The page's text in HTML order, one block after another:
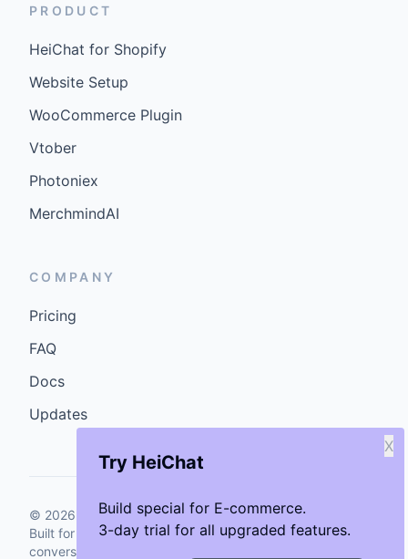
Try HeiChat
Build special for E-commerce.
3-day trial for all upgraded features.
X
PRODUCT
HeiChat for Shopify
Website Setup
WooCommerce Plugin
Vtober
Photoniex
MerchmindAI
COMPANY
Pricing
FAQ
Docs
Updates
© 2026 GenCybers Inc. All rights reserved.
Built for storefronts that want faster answers and cleaner
conversions.